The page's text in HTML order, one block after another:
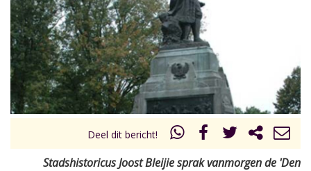
12.00 - 17.00 uur
Vorig uur
uur 1 van 0
Inklappen
Deel dit bericht!
Stadshistoricus Joost Bleijie sprak vanmorgen de 'Den